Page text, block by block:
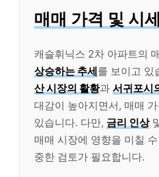
매매 가격 및 시
캐슬휘닉스 2차 아파트의
상승하는 추세를 보이고 있
산 시장의 활황과 서귀포시
대감이 높아지면서, 매매
있습니다. 다만, 금리 인상
매매 시장에 영향을 미칠
중한 검토가 필요합니다.